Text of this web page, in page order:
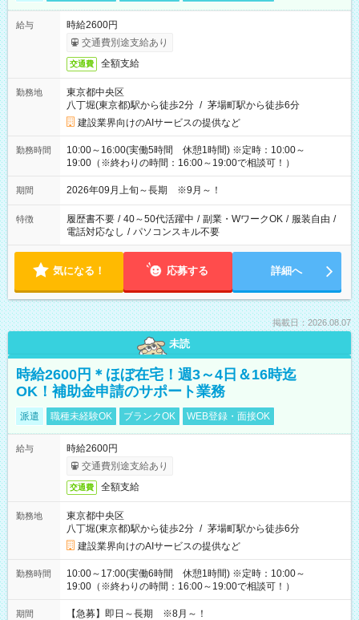
給与
時給2600円
交通費別途支給あり
交通費 全額支給
勤務地
東京都中央区
八丁堀(東京都)駅から徒歩2分 / 茅場町駅から徒歩6分
建設業界向けのAIサービスの提供など
勤務時間
10:00～16:00(実働5時間 休憩1時間) ※定時：10:00～
19:00（※終わりの時間：16:00～19:00で相談可！）
期間 2026年09月上旬～長期 ※9月～！
特徴 履歴書不要 / 40～50代活躍中 / 副業・WワークOK / 服装自由 /
電話対応なし / パソコンスキル不要
気になる！ 応募する 詳細へ
掲載日：2026.08.07
未読
時給2600円＊ほぼ在宅！週3～4日＆16時迄
OK！補助金申請のサポート業務
派遣 職種未経験OK ブランクOK WEB登録・面接OK
給与
時給2600円
交通費別途支給あり
交通費 全額支給
勤務地
東京都中央区
八丁堀(東京都)駅から徒歩2分 / 茅場町駅から徒歩6分
建設業界向けのAIサービスの提供など
勤務時間
10:00～17:00(実働6時間 休憩1時間) ※定時：10:00～
19:00（※終わりの時間：16:00～19:00で相談可！）
期間 【急募】即日～長期 ※8月～！